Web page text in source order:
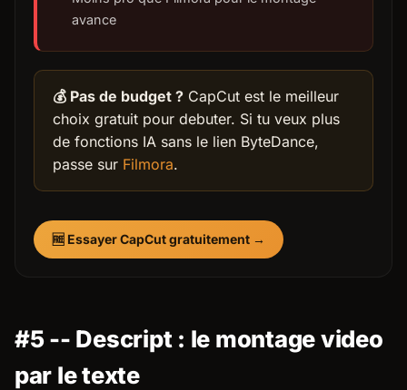
avance
💰 Pas de budget ? CapCut est le meilleur
choix gratuit pour debuter. Si tu veux plus
de fonctions IA sans le lien ByteDance,
passe sur Filmora.
🆓 Essayer CapCut gratuitement →
#5 -- Descript : le montage video
par le texte